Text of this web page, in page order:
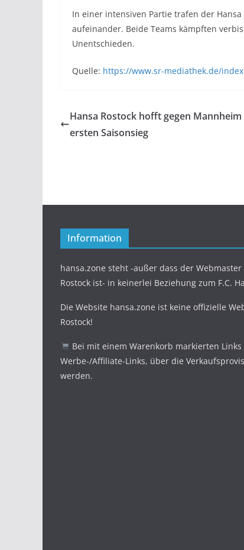
In einer intensiven Partie trafen der
aufeinander. Beide Teams kämpften
Unentschieden.
Quelle: https://www.sr-mediathek.de/
Hansa Rostock hofft gegen
ersten Saisonsieg
Information
hansa.zone steht -außer dass der Webmaster
Rostock ist- in keinerlei Beziehung zum F.C.
Die Website hansa.zone ist keine offizielle
Rostock!
Bei mit einem Warenkorb markierten
Werbe-/Affiliate-Links, über die
werden.